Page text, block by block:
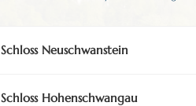
Schloss Neuschwanstein
Schloss Hohenschwangau